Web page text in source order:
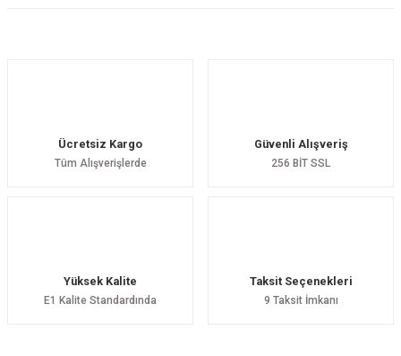
Ücretsiz Kargo
Tüm Alışverişlerde
Güvenli Alışveriş
256 BİT SSL
Yüksek Kalite
E1 Kalite Standardında
Taksit Seçenekleri
9 Taksit İmkanı